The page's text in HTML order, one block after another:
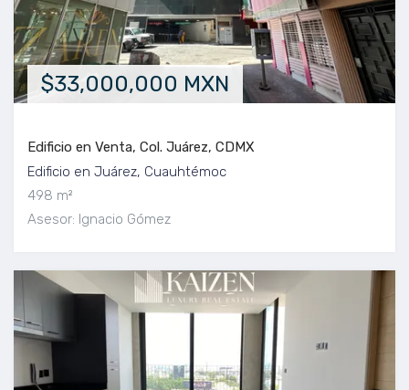
$33,000,000 MXN
Edificio en Venta, Col. Juárez, CDMX
Edificio en Juárez, Cuauhtémoc
498 m²
Asesor: Ignacio Gómez